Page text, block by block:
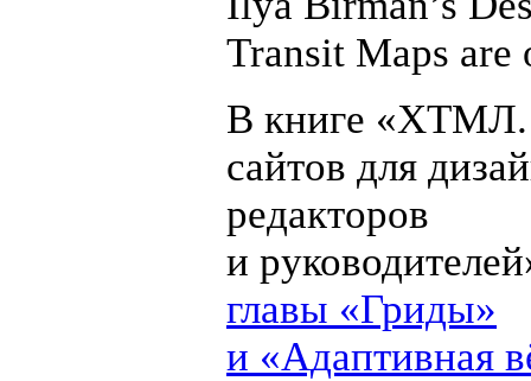
Transit Maps are
В книге «ХТМЛ.
сайтов для
редакторов
и
главы «Гриды»
и «Адаптивная